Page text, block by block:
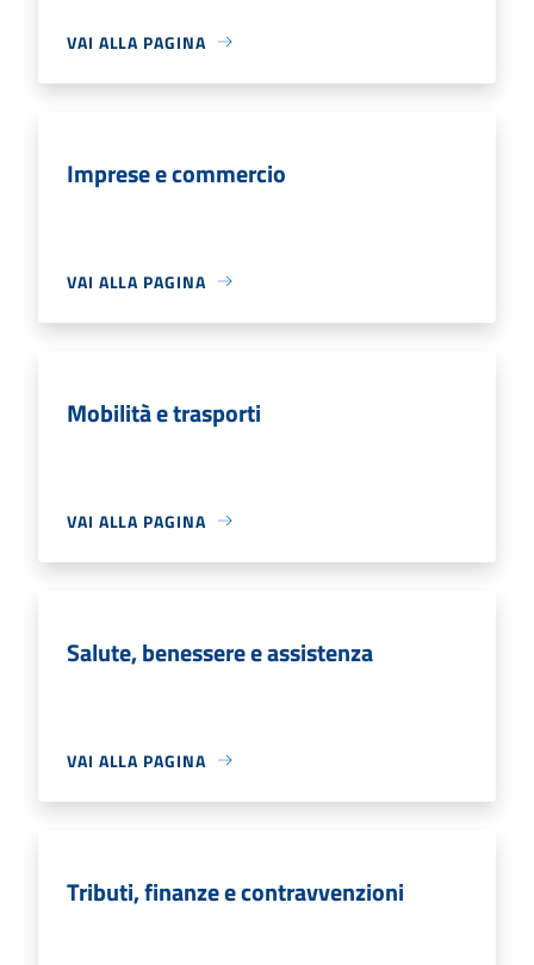
VAI ALLA PAGINA
Imprese e commercio
VAI ALLA PAGINA
Mobilità e trasporti
VAI ALLA PAGINA
Salute, benessere e assistenza
VAI ALLA PAGINA
Tributi, finanze e contravvenzioni